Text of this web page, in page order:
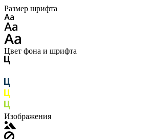
Размер шрифта
Цвет фона и шрифта
Изображения